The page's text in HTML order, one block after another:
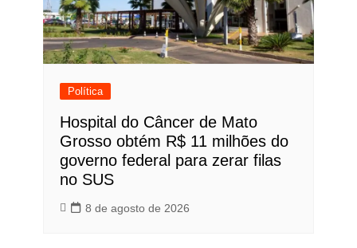
Política
Hospital do Câncer de Mato
Grosso obtém R$ 11 milhões do
governo federal para zerar filas
no SUS
8 de agosto de 2026